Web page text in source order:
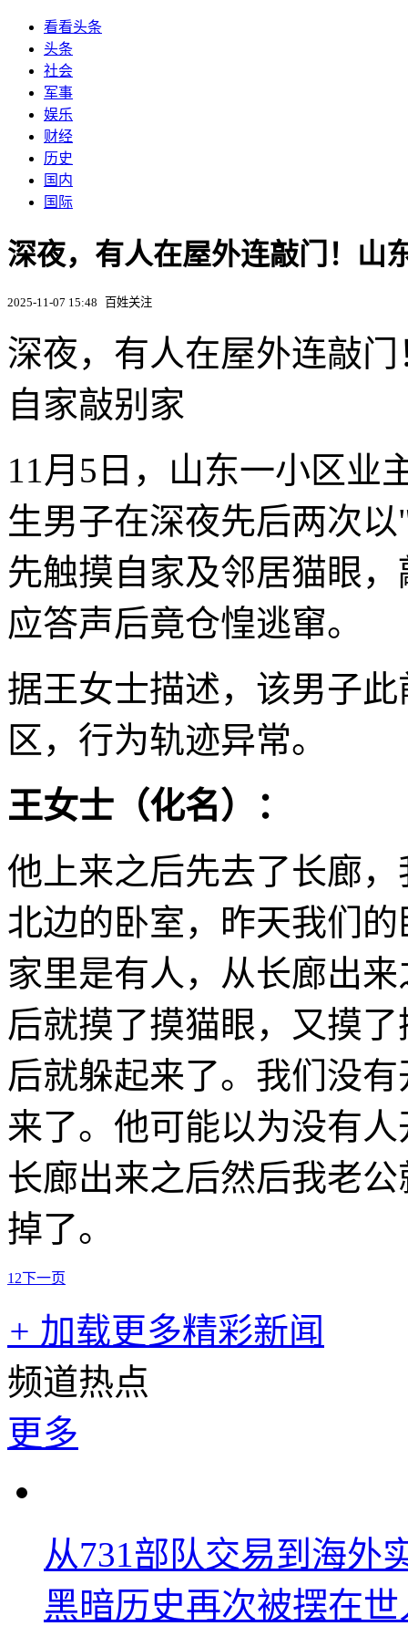
看看头条
头条
社会
军事
娱乐
财经
历史
国内
国际
深夜，有人在屋外连敲门！山
2025-11-07 15:48 百姓关注
深夜，有人在屋外连敲
自家敲别家
11月5日，山东一小区业
生男子在深夜先后两次
先触摸自家及邻居猫眼
应答声后竟仓惶逃窜。
据王女士描述，该男子
区，行为轨迹异常。
王女士（化名）：
他上来之后先去了长廊
北边的卧室，昨天我们
家里是有人，从长廊出
后就摸了摸猫眼，又摸
后就躲起来了。我们没
来了。他可能以为没有
长廊出来之后然后我老
掉了。
1 2下一页
+ 加载更多精彩新闻
频道热点
更多
从731部队交易到海外
黑暗历史再次被摆在